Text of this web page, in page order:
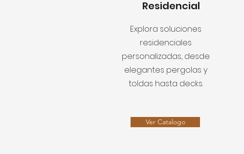
Residencial
Explora soluciones
residenciales
personalizadas, desde
elegantes pergolas y
toldas hasta decks.
Ver Catalogo